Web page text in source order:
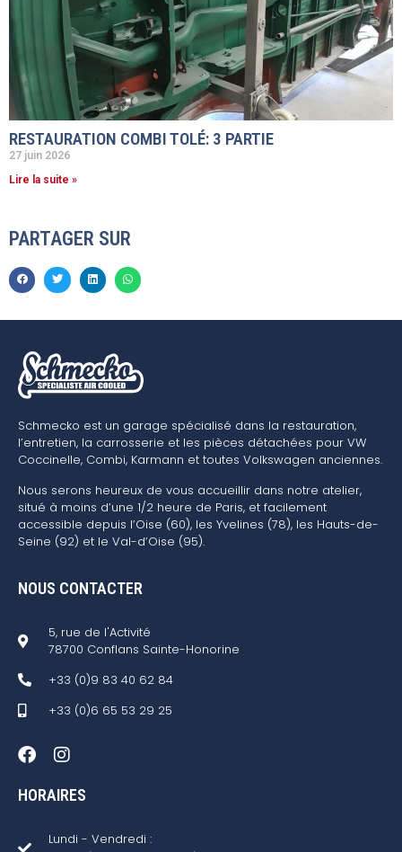
RESTAURATION COMBI TOLÉ: 3 PARTIE
27 juin 2026
Lire la suite »
PARTAGER SUR
Schmecko est un garage spécialisé dans la restauration,
l’entretien, la carrosserie et les pièces détachées pour VW
Coccinelle, Combi, Karmann et toutes Volkswagen anciennes.
Nous serons heureux de vous accueillir dans notre atelier,
situé à moins d’une 1/2 heure de Paris, et facilement
accessible depuis l’Oise (60), les Yvelines (78), les Hauts-de-
Seine (92) et le Val-d’Oise (95).
NOUS CONTACTER
5, rue de l'Activité
78700 Conflans Sainte-Honorine
+33 (0)9 83 40 62 84
+33 (0)6 65 53 29 25
HORAIRES
Lundi - Vendredi :